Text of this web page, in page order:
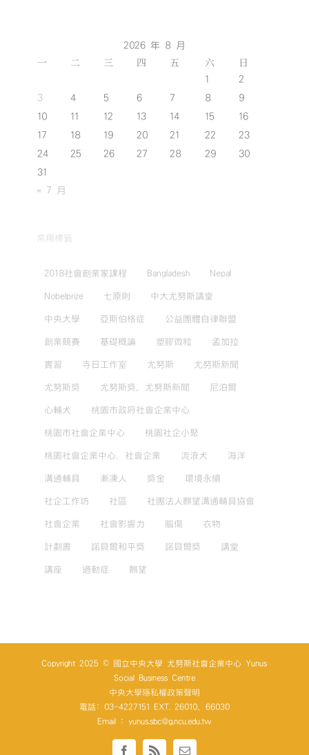
2026 年 8 月
一 二 三 四 五 六 日
1
2
3
4 5 6 7 8
9
10
11 12 13 14 15
16
17
18 19 20 21 22
23
24
25 26 27 28 29
30
31
« 7 月
常用標籤
2018社會創業家課程 Bangladesh Nepal
Nobelprize 七原則 中大尤努斯講堂
中央大學 亞斯伯格症 公益團體自律聯盟
創業競賽 基礎概論 塑膠微粒 孟加拉
實習 寺日工作室 尤努斯 尤努斯新聞
尤努斯獎 尤努斯獎，尤努斯新聞 尼泊爾
心輔犬 桃園市政府社會企業中心
桃園市社會企業中心 桃園社企小聚
桃園社會企業中心，社會企業 流浪犬 海洋
溝通輔具 漸凍人 獎金 環境永續
社企工作坊 社區 社團法人麒望溝通輔具協會
社會企業 社會影響力 腦傷 衣物
計劃書 諾貝爾和平獎 諾貝爾獎 講堂
講座 過動症 麒望
Copyright 2025 © 國立中央大學 尤努斯社會企業中心 Yunus
Social Business Centre
中央大學隱私權政策聲明
電話: 03-4227151 EXT. 26010、66030
Email : yunus.sbc@g.ncu.edu.tw